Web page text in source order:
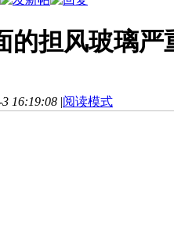
的担风玻璃
16:19:08 |阅读模式